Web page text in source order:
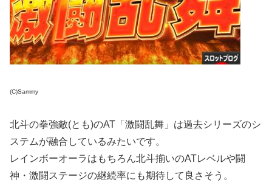
(C)Sammy
北斗の拳強敵(とも)のAT「激闘乱舞」は過去シリーズのシ
ステムが融合しているみたいです。
レインボーオーラはもちろん北斗揃いのATレベルや闘
神・激闘ステージの継続率にも期待して良さそう。